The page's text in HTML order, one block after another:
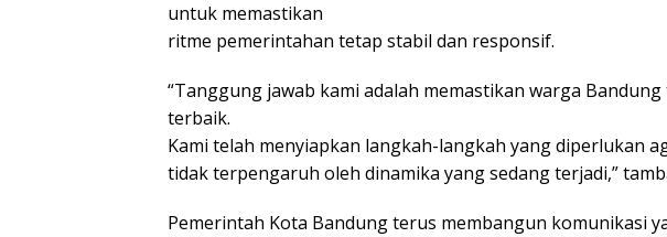
untuk memastikan
ritme pemerintahan tetap stabil dan responsif.
“Tanggung jawab kami adalah memastikan warga
terbaik.
Kami telah menyiapkan langkah-langkah yang diperlukan
tidak terpengaruh oleh dinamika yang sedang terjadi,”
Pemerintah Kota Bandung terus membangun komunikasi